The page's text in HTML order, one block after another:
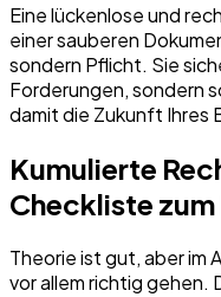
Eine lückenlose und
einer sauberen
sondern Pflicht. Sie
Forderungen, sondern
damit die Zukunft Ihres
Kumulierte
Checkliste
Theorie ist gut, aber im
vor allem richtig gehen.